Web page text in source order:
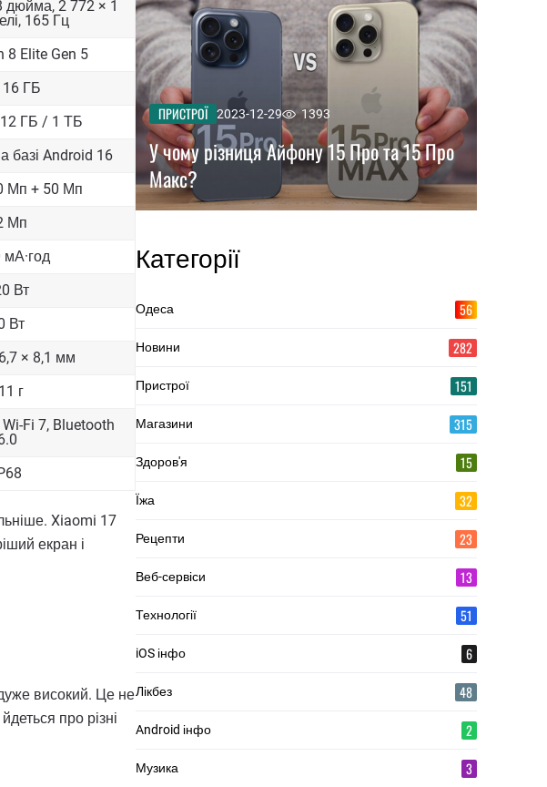
дюйма, 2 772 × 1
165 Гц
8 Elite Gen 5
ГБ
ГБ / 1 ТБ
базі Android 16
Мп + 50 Мп
Мп
Вт
Вт
× 8,1 мм
г
Wi-Fi 7, Bluetooth
Xiaomi 17
екран і
високий. Це не
про різні
ПРИСТРОЇ 2023-12-29 1393
У чому різниця Айфону 15 Про та 15 Про
Макс?
Категорії
Одеса 56
Новини 282
Пристрої 151
Магазини 315
Здоров'я 15
Їжа 32
Рецепти 23
Веб-сервіси 13
Технології 51
iOS інфо 6
Лікбез 48
Android інфо 2
Музика 3